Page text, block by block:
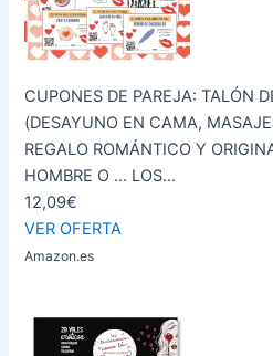
CUPONES DE PAREJA: TALÓN
(DESAYUNO EN CAMA,
REGALO ROMÁNTICO Y
HOMBRE O ... LOS...
12,09€
VER OFERTA
Amazon.es